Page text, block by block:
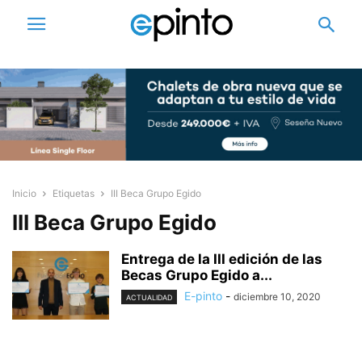
Inicio Etiquetas III Beca Grupo Egido
III Beca Grupo Egido
Entrega de la III edición de las
Becas Grupo Egido a...
ACTUALIDAD E-pinto - diciembre 10, 2020